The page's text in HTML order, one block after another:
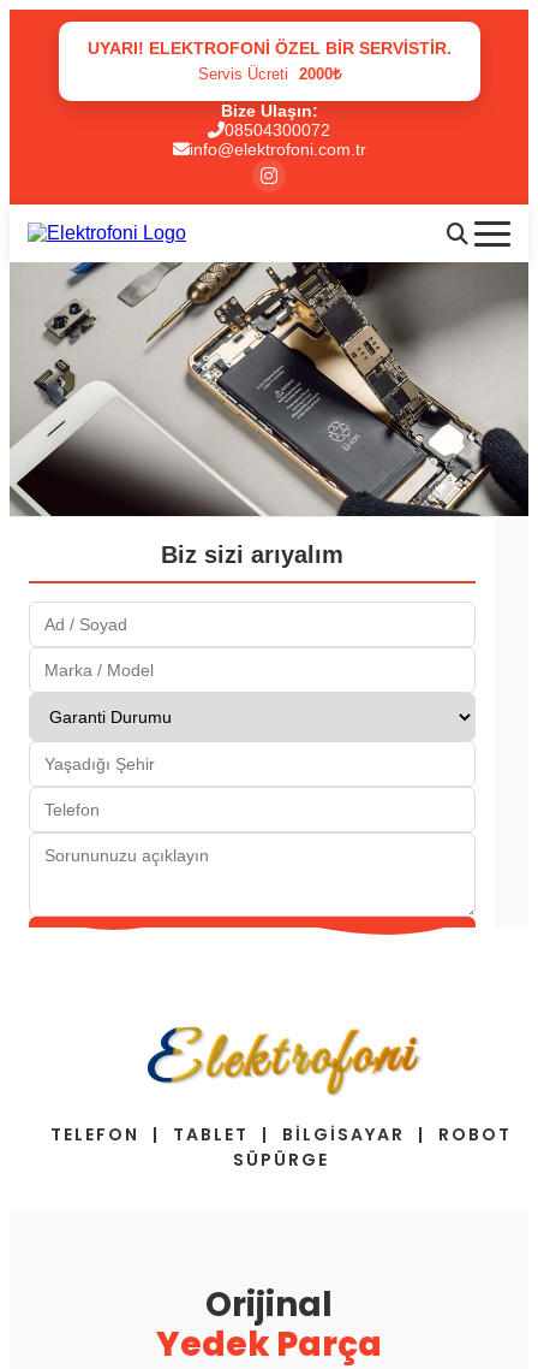
UYARI! ELEKTROFONI ÖZEL BIR SERVISTIR.
Servis Ücreti 2000₺
Bize Ulaşın:
08504300072
info@elektrofoni.com.tr
Biz sizi arıyalım
Elektrofoni
TELEFON | TABLET | BİLGİSAYAR | ROBOT
SÜPÜRGE
Orijinal
Yedek Parça